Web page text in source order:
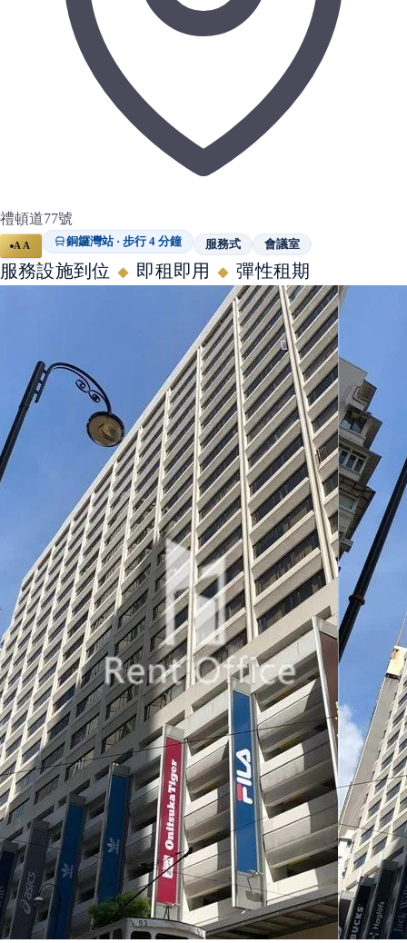
禮頓道77號
AA 銅鑼灣站 · 步行 4 分鐘 服務式 會議室
服務設施到位 ◆ 即租即用 ◆ 彈性租期